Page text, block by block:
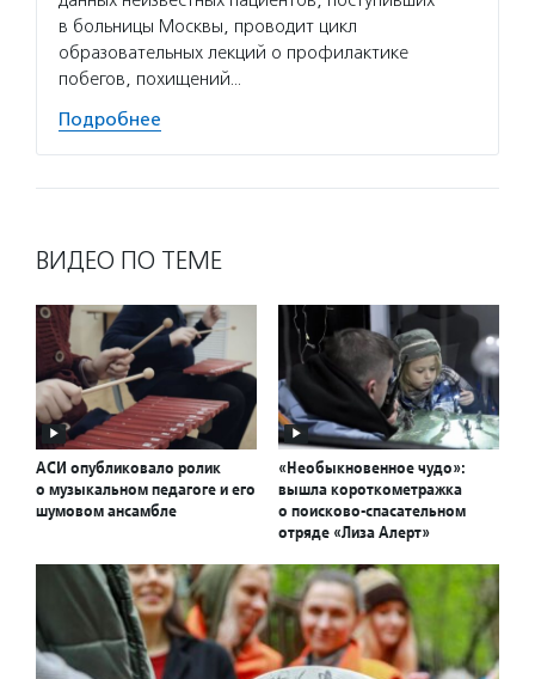
в больницы Москвы, проводит цикл
образовательных лекций о профилактике
побегов, похищений…
Подробнее
ВИДЕО ПО ТЕМЕ
АСИ опубликовало ролик
о музыкальном педагоге и его
шумовом ансамбле
«Необыкновенное чудо»:
вышла короткометражка
о поисково-спасательном
отряде «Лиза Алерт»